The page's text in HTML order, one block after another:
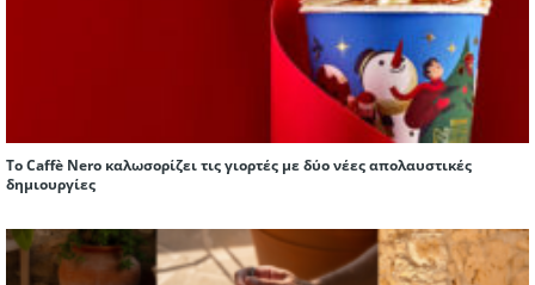
Το Caffè Nero καλωσορίζει τις γιορτές με δύο νέες απολαυστικές
δημιουργίες